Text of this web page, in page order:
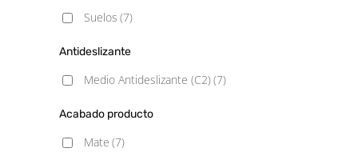
Suelos (7)
Antideslizante
Medio Antideslizante (C2)(7)
Acabado producto
Mate (7)